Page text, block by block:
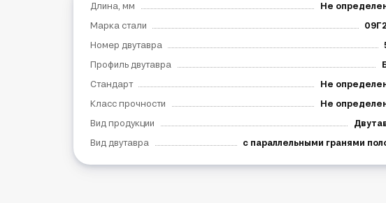
Длина, мм
Не
Марка стали
Номер двутавра
Профиль двутавра
Стандарт
Не
Класс прочности
Не
Вид продукции
Вид двутавра
с параллельными гранями